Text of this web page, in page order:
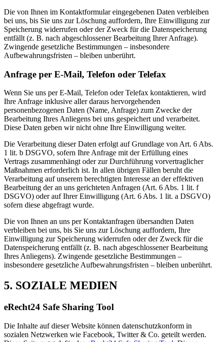
Die von Ihnen im Kontaktformular eingegebenen Daten verbleiben
bei uns, bis Sie uns zur Löschung auffordern, Ihre Einwilligung zur
Speicherung widerrufen oder der Zweck für die Datenspeicherung
entfällt (z. B. nach abgeschlossener Bearbeitung Ihrer Anfrage).
Zwingende gesetzliche Bestimmungen – insbesondere
Aufbewahrungsfristen – bleiben unberührt.
Anfrage per E-Mail, Telefon oder Telefax
Wenn Sie uns per E-Mail, Telefon oder Telefax kontaktieren, wird
Ihre Anfrage inklusive aller daraus hervorgehenden
personenbezogenen Daten (Name, Anfrage) zum Zwecke der
Bearbeitung Ihres Anliegens bei uns gespeichert und verarbeitet.
Diese Daten geben wir nicht ohne Ihre Einwilligung weiter.
Die Verarbeitung dieser Daten erfolgt auf Grundlage von Art. 6 Abs.
1 lit. b DSGVO, sofern Ihre Anfrage mit der Erfüllung eines
Vertrags zusammenhängt oder zur Durchführung vorvertraglicher
Maßnahmen erforderlich ist. In allen übrigen Fällen beruht die
Verarbeitung auf unserem berechtigten Interesse an der effektiven
Bearbeitung der an uns gerichteten Anfragen (Art. 6 Abs. 1 lit. f
DSGVO) oder auf Ihrer Einwilligung (Art. 6 Abs. 1 lit. a DSGVO)
sofern diese abgefragt wurde.
Die von Ihnen an uns per Kontaktanfragen übersandten Daten
verbleiben bei uns, bis Sie uns zur Löschung auffordern, Ihre
Einwilligung zur Speicherung widerrufen oder der Zweck für die
Datenspeicherung entfällt (z. B. nach abgeschlossener Bearbeitung
Ihres Anliegens). Zwingende gesetzliche Bestimmungen –
insbesondere gesetzliche Aufbewahrungsfristen – bleiben unberührt.
5. SOZIALE MEDIEN
eRecht24 Safe Sharing Tool
Die Inhalte auf dieser Website können datenschutzkonform in
sozialen Netzwerken wie Facebook, Twitter & Co. geteilt werden.